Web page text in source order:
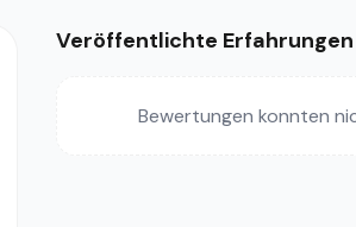
Veröffentlichte Erfahrungen
Bewertungen konnten